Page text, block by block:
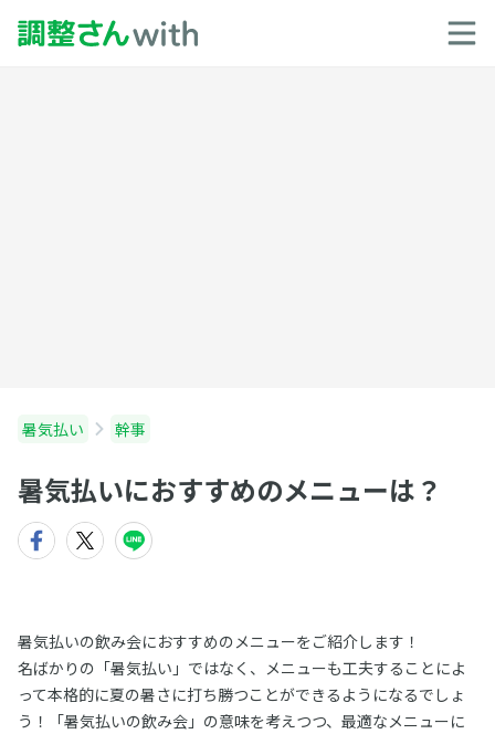
暑気払い 幹事
暑気払いにおすすめのメニューは？
暑気払いの飲み会におすすめのメニューをご紹介します！
名ばかりの「暑気払い」ではなく、メニューも工夫することによ
って本格的に夏の暑さに打ち勝つことができるようになるでしょ
う！「暑気払いの飲み会」の意味を考えつつ、最適なメニューに